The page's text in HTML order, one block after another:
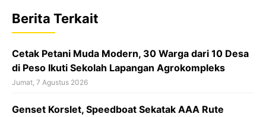
b
o
o
k
s
A
p
p
a
d
s
Berita Terkait
Cetak Petani Muda Modern, 30 Warga dari 10 Desa
di Peso Ikuti Sekolah Lapangan Agrokompleks
Jumat, 7 Agustus 2026
‎Genset Korslet, Speedboat Sekatak AAA Rute